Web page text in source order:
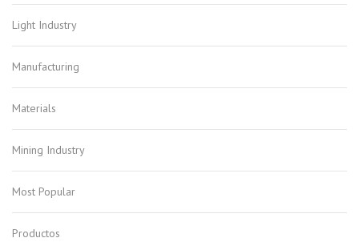
Light Industry
Manufacturing
Materials
Mining Industry
Most Popular
Productos